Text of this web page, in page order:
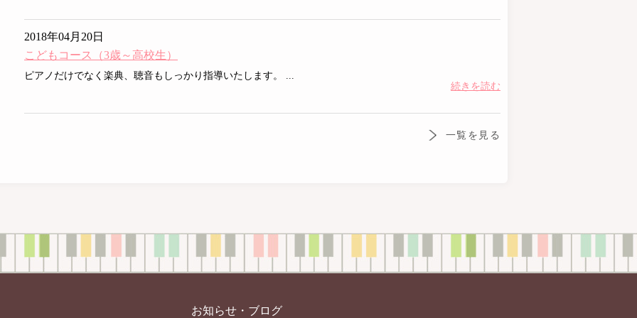
2018年04月20日
こどもコース（3歳～高校生）
ピアノだけでなく楽典、聴音もしっかり指導いたします。 ...
続きを読む
一覧を見る
お知らせ・ブログ